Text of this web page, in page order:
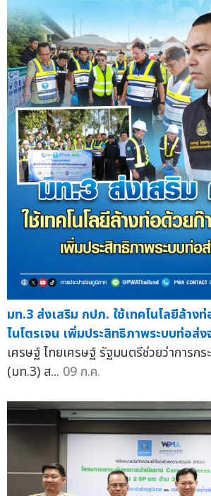
มท.3 ส่งเสริม กปภ. ใช้เทคโนโลยีล้าง
ไนโตรเจน เพิ่มประสิทธิภาพระบบท่อส่ง
เศรษฐ์ ไทยเศรษฐ์ รัฐมนตรีช่วยว่าการก
(มท.3) ส... 09 ก.ค.